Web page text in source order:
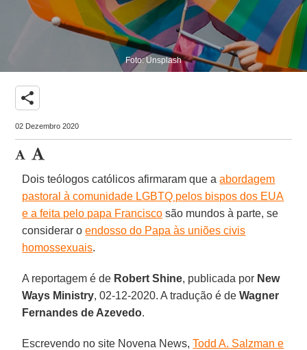
Foto: Unsplash
share
02 Dezembro 2020
Dois teólogos católicos afirmaram que aabordagem
pastoral à comunidade LGBTQ pelos bispos dos EUA
e a feita pelo papa Francisco são mundos à parte, se
considerar oendosso do Papa às uniões civis
homossexuais.
A reportagem é de Robert Shine, publicada por New
Ways Ministry, 02-12-2020. A tradução é deWagner
Fernandes de Azevedo.
Escrevendo no site Novena News,Todd A. Salzman e